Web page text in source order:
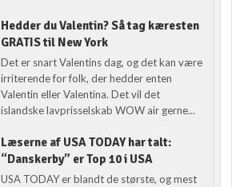
Hedder du Valentin? Så tag kæresten
GRATIS til New York
Det er snart Valentins dag, og det kan være
irriterende for folk, der hedder enten
Valentin eller Valentina. Det vil det
islandske lavprisselskab WOW air gerne...
Læserne af USA TODAY har talt:
“Danskerby” er Top 10 i USA
USA TODAY er blandt de største, og mest